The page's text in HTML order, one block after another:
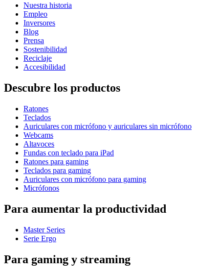
Nuestra historia
Empleo
Inversores
Blog
Prensa
Sostenibilidad
Reciclaje
Accesibilidad
Descubre los productos
Ratones
Teclados
Auriculares con micrófono y auriculares sin micrófono
Webcams
Altavoces
Fundas con teclado para iPad
Ratones para gaming
Teclados para gaming
Auriculares con micrófono para gaming
Micrófonos
Para aumentar la productividad
Master Series
Serie Ergo
Para gaming y streaming